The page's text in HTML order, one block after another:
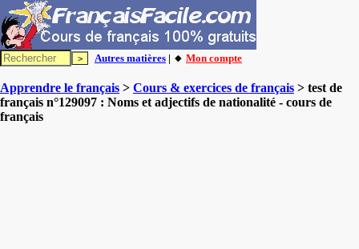
Autres matières | 🔸 Mon compte
Apprendre le français > Cours & exercices de français > test de
français n°129097 : Noms et adjectifs de nationalité - cours de
français